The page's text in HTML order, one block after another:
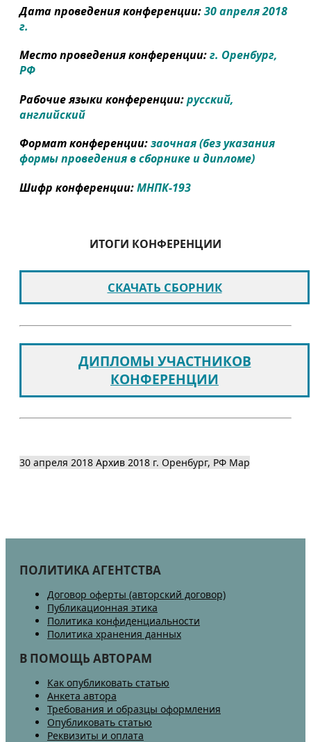
Дата проведения конференции:30 апреля 2018
г.
Место проведения конференции:г. Оренбург,
РФ
Рабочие языки конференции:русский,
английский
Формат конференции:заочная (без указания
формы проведения в сборнике и дипломе)
Шифр конференции:МНПК-193
ИТОГИ КОНФЕРЕНЦИИ
СКАЧАТЬ СБОРНИК
ДИПЛОМЫ УЧАСТНИКОВ
КОНФЕРЕНЦИИ
30 апреля 2018 Архив 2018 г. Оренбург, РФ Map
ПОЛИТИКА АГЕНТСТВА
Договор оферты (авторский договор)
Публикационная этика
Политика конфиденциальности
Политика хранения данных
В ПОМОЩЬ АВТОРАМ
Как опубликовать статью
Анкета автора
Требования и образцы оформления
Опубликовать статью
Реквизиты и оплата